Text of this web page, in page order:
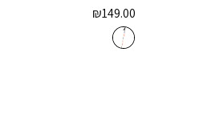
₪149.00